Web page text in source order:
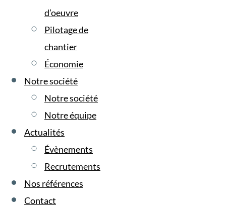
d’oeuvre
Pilotage de
chantier
Économie
Notre société
Notre société
Notre équipe
Actualités
Évènements
Recrutements
Nos références
Contact